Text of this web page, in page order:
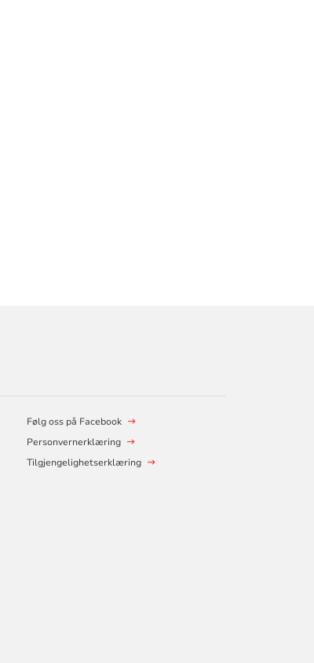
Følg oss på Facebook
Personvernerklæring
Tilgjengelighetserklæring